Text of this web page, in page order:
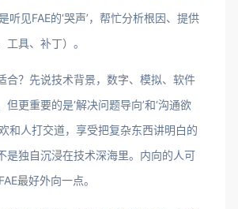
听见FAE的‘哭声’，帮忙分析根因、提供
工具、补丁）。
合？先说技术背景，数字、模拟、软件
但更重要的是‘解决问题导向’和‘沟通欲
和人打交道，享受把复杂东西讲明白的
是独自沉浸在技术深海里。内向的人可
最好外向一点。